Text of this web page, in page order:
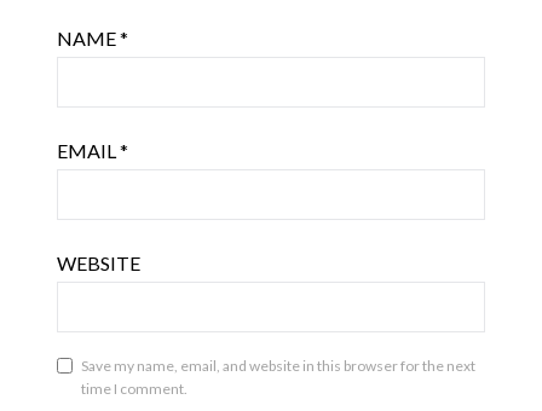
NAME*
EMAIL*
WEBSITE
Save my name, email, and website in this browser for the next
time I comment.